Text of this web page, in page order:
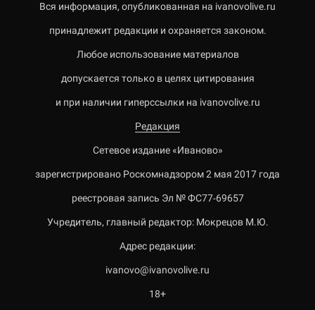
Вся информация, опубликованная на ivanovolive.ru
принадлежит редакции и охраняется законом.
Любое использование материалов
допускается только в целях цитирования
и при наличии гиперссылки на ivanovolive.ru
Редакция
Сетевое издание «Иваново»
зарегистрировано Роскомнадзором 2 мая 2017 года
реестровая запись Эл № ФС77-69657
Учредитель, главный редактор: Мокрецов М.Ю.
Адрес редакции:
ivanovo@ivanovolive.ru
18+